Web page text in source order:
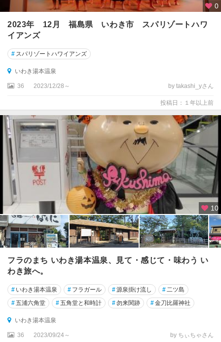
0
2023年 12月 福島県 いわき市 スパリゾートハワ
イアンズ
# スパリゾートハワイアンズ
いわき湯本温泉
36 2023/12/28～ by takashi_yさん
投稿日：１年以上前
10
フラのまち いわき湯本温泉、見て・感じて・味わう い
わき旅へ。
# いわき湯本温泉 # フラガール #源泉掛け流し # 二ツ島
#五浦六角堂 #五角堂と和時計 #勿来関跡 #金刀比羅神社
いわき湯本温泉
36 2023/09/24～ by ちぃちゃさん